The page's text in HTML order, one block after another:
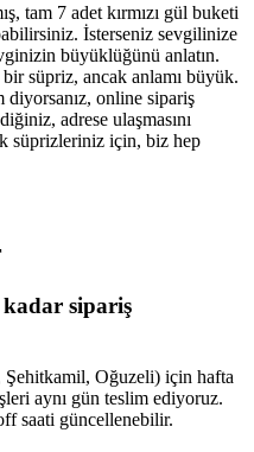
tam 7 adet kırmızı gül buketi
İsterseniz sevgilinize
büyüklüğünü anlatın.
süpriz, ancak anlamı büyük.
diyorsanız, online sipariş
adrese ulaşmasını
süprizleriniz için, biz hep
kadar sipariş
Şehitkamil, Oğuzeli) için hafta
aynı gün teslim ediyoruz.
saati güncellenebilir.